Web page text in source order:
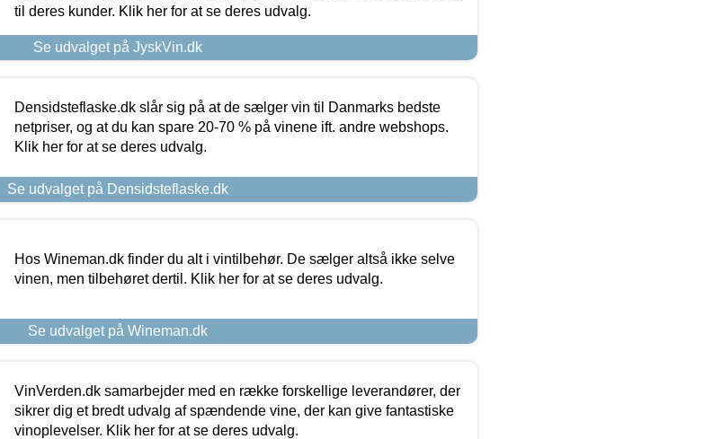
til deres kunder. Klik her for at se deres udvalg.
Se udvalget på JyskVin.dk
Densidsteflaske.dk slår sig på at de sælger vin til Danmarks bedste
netpriser, og at du kan spare 20-70 % på vinene ift. andre webshops.
Klik her for at se deres udvalg.
Se udvalget på Densidsteflaske.dk
Hos Wineman.dk finder du alt i vintilbehør. De sælger altså ikke selve
vinen, men tilbehøret dertil. Klik her for at se deres udvalg.
Se udvalget på Wineman.dk
VinVerden.dk samarbejder med en række forskellige leverandører, der
sikrer dig et bredt udvalg af spændende vine, der kan give fantastiske
vinoplevelser. Klik her for at se deres udvalg.